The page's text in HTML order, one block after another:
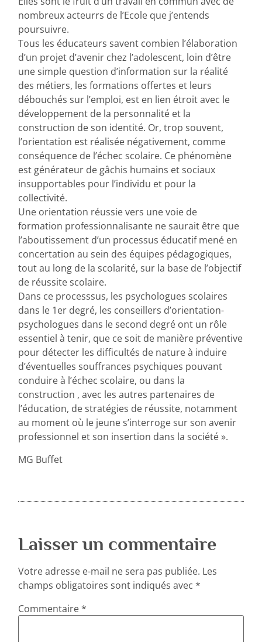
nombreux acteurrs de l’Ecole que j’entends
poursuivre.
Tous les éducateurs savent combien l’élaboration
d’un projet d’avenir chez l’adolescent, loin d’être
une simple question d’information sur la réalité
des métiers, les formations offertes et leurs
débouchés sur l’emploi, est en lien étroit avec le
développement de la personnalité et la
construction de son identité. Or, trop souvent,
l’orientation est réalisée négativement, comme
conséquence de l’échec scolaire. Ce phénomène
est générateur de gâchis humains et sociaux
insupportables pour l’individu et pour la
collectivité.
Une orientation réussie vers une voie de
formation professionnalisante ne saurait être que
l’aboutissement d’un processus éducatif mené en
concertation au sein des équipes pédagogiques,
tout au long de la scolarité, sur la base de l’objectif
de réussite scolaire.
Dans ce processsus, les psychologues scolaires
dans le 1er degré, les conseillers d’orientation-
psychologues dans le second degré ont un rôle
essentiel à tenir, que ce soit de manière préventive
pour détecter les difficultés de nature à induire
d’éventuelles souffrances psychiques pouvant
conduire à l’échec scolaire, ou dans la
construction , avec les autres partenaires de
l’éducation, de stratégies de réussite, notamment
au moment où le jeune s’interroge sur son avenir
professionnel et son insertion dans la société ».
MG Buffet
Laisser un commentaire
Votre adresse e-mail ne sera pas publiée. Les
champs obligatoires sont indiqués avec*
Commentaire*